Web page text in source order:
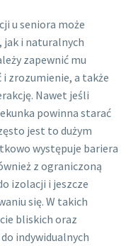
u seniora może
jak i naturalnych
zapewnić mu
zrozumienie, a także
Nawet jeśli
powinna starać
jest to dużym
występuje bariera
z ograniczoną
izolacji i jeszcze
się. W takich
bliskich oraz
indywidualnych